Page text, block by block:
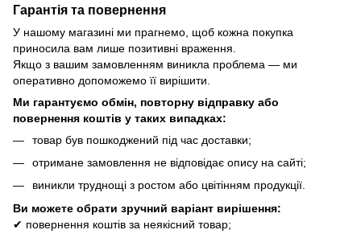
Гарантія та повернення
У нашому магазині ми прагнемо, щоб кожна покупка
приносила вам лише позитивні враження.
Якщо з вашим замовленням виникла проблема — ми
оперативно допоможемо її вирішити.
Ми гарантуємо обмін, повторну відправку або
повернення коштів у таких випадках:
товар був пошкоджений під час доставки;
отримане замовлення не відповідає опису на сайті;
виникли труднощі з ростом або цвітінням продукції.
Ви можете обрати зручний варіант вирішення:
✔ повернення коштів за неякісний товар;